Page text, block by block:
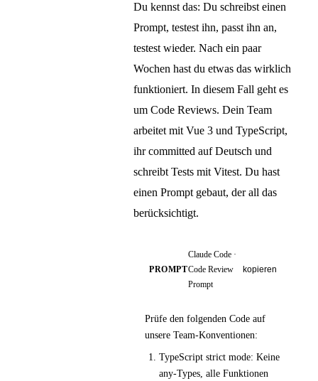
Du kennst das: Du schreibst einen
Prompt, testest ihn, passt ihn an,
testest wieder. Nach ein paar
Wochen hast du etwas das wirklich
funktioniert. In diesem Fall geht es
um Code Reviews. Dein Team
arbeitet mit Vue 3 und TypeScript,
ihr committed auf Deutsch und
schreibt Tests mit Vitest. Du hast
einen Prompt gebaut, der all das
berücksichtigt.
PROMPT
Claude Code ·
Code Review
Prompt
kopieren
Prüfe den folgenden Code auf
unsere Team-Konventionen:
TypeScript strict mode: Keine
any-Types, alle Funktionen